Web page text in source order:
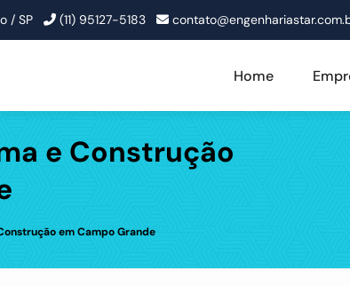
/ SP (11) 95127-5183
Home
e Construção
em Campo Grande